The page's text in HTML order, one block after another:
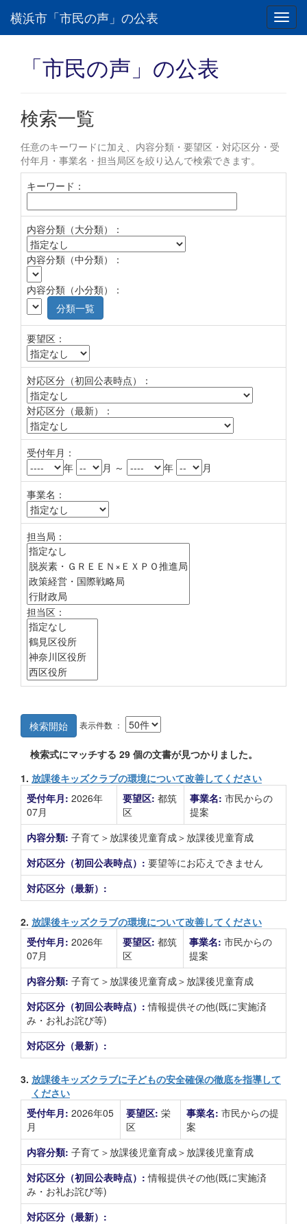
横浜市「市民の声」の公表
「市民の声」の公表
検索一覧
任意のキーワードに加え、内容分類・要望区・対応区分・受
付年月・事業名・担当局区を絞り込んで検索できます。
キーワード：
内容分類（大分類）：
内容分類（中分類）：
内容分類（小分類）：
分類一覧
要望区：
対応区分（初回公表時点）：
対応区分（最新）：
受付年月：
年
月 ～ 年
月
事業名：
担当局：
担当区：
検索開始 表示件数 ：
検索式にマッチする 29 個の文書が見つかりました。
1. 放課後キッズクラブの環境について改善してください
受付年月: 2026年
07月
要望区: 都筑
区
事業名: 市民からの
提案
内容分類: 子育て＞放課後児童育成＞放課後児童育成
対応区分（初回公表時点）: 要望等にお応えできません
対応区分（最新）:
2. 放課後キッズクラブの環境について改善してください
受付年月: 2026年
07月
要望区: 都筑
区
事業名: 市民からの
提案
内容分類: 子育て＞放課後児童育成＞放課後児童育成
対応区分（初回公表時点）:情報提供その他(既に実施済
み・お礼お詫び等)
対応区分（最新）:
3. 放課後キッズクラブに子どもの安全確保の徹底を指導して
ください
受付年月: 2026年05
月
要望区: 栄
区
事業名: 市民からの提
案
内容分類: 子育て＞放課後児童育成＞放課後児童育成
対応区分（初回公表時点）:情報提供その他(既に実施済
み・お礼お詫び等)
対応区分（最新）: